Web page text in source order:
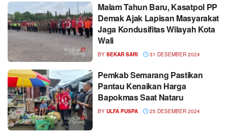
Malam Tahun Baru, Kasatpol PP
Demak Ajak Lapisan Masyarakat
Jaga Kondusifitas Wilayah Kota
Wali
BY SEKAR SARI 31 DESEMBER 2024
Pemkab Semarang Pastikan
Pantau Kenaikan Harga
Bapokmas Saat Nataru
BY ULFA PUSPA 25 DESEMBER 2024